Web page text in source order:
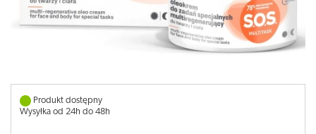
Produkt dostępny
Wysyłka od 24h do 48h